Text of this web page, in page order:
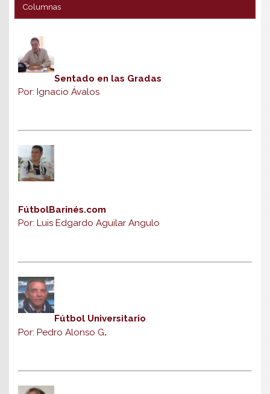
Columnas
Sentado en las Gradas
Por: Ignacio Ávalos
FútbolBarinés.com
Por: Luis Edgardo Aguilar Angulo
Fútbol Universitario
Por: Pedro Alonso G.